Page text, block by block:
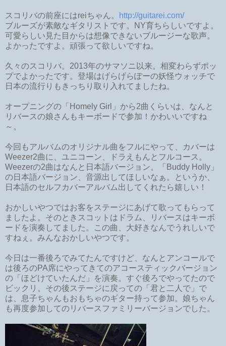
スコリバの前座にはreiちゃん。
http://guitarei.com/
ブルーズが素敵なギタリストです。NY育ちらしいですよ。
可愛らしい見た目からは想像できないブルージーな歌声。
よかったですよ。頑張って欲しいですね。
久々のスコリバ。2013年のサマソニ以来。相変わらずポッ
プでよかったです。登場はげらげらぽーの妖怪ウォッチで
日本の流行りもきっちり取り入れてましたね。
オープニングの「Homely Girl」から2曲くらいは、なんと
リバースの娘さんもキーボードで参加！かわいいですね
～。
今回もアルバムのオリジナル曲をフルにやって、カバーは
Weezer2曲に、ユニコーン、ドラえもんとフルコース。
Weezerの2曲はなんと日本語バージョン。「Buddy Holly」
の日本語バージョン、音源出してほしいなぁ。というか、
日本語のセルフカバーアルバム出してくれたら嬉しい！
おかしいやつではお客をステージにあげて歌ってもらって
ましたよ。そのときスコットはドラム、リバースはキーボ
ードを演奏してました。この曲、大好きなんでうれしいで
すねぇ。みんなおかしいやつです。
今日は一番後ろでみてたんですけど、なんとアンコールで
は後ろのPA席にやってきてのアコースティックバージョン
の「ほどけていたんだ」を演奏。すぐ後ろでやってたので
ビックリ。その後ステージに戻っての「君と二人で」で
は、息子ちゃんもおもちゃのギター持って参加。娘ちゃん
も再度参加してのリバースファミリーバージョンでした。